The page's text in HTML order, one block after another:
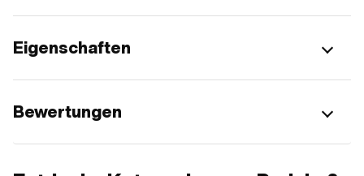
Eigenschaften
Bewertungen